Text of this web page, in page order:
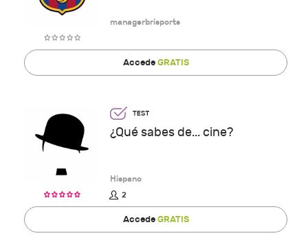
managerbrisports
AccedeGRATIS
¿Qué sabes de... cine?
Hispano
2
AccedeGRATIS